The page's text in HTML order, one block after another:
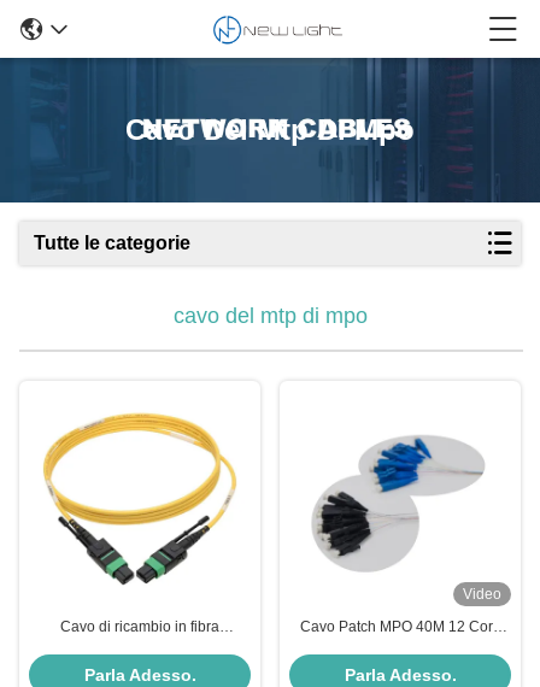
Cavo Del Mtp Di Mpo
Tutte le categorie
cavo del mtp di mpo
Cavo di ricambio in fibra
Parla Adesso.
Video
Cavo Patch MPO 40M 12 Core
Velocità Plenum 100G
Parla Adesso.